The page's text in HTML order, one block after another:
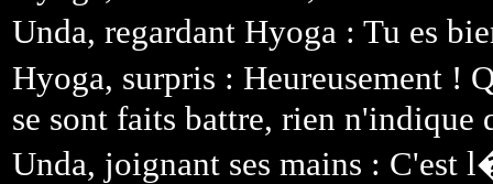
Unda, regardant Hyoga : Tu es
Hyoga, surpris : Heureusement !
se sont faits battre, rien n'indique
Unda, joignant ses mains : C'est